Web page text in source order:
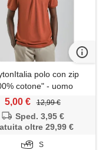
polo con zip
cotone" - uomo
5,00 € 12,99 €
Sped. 3,95 €
oltre 29,99 €
S